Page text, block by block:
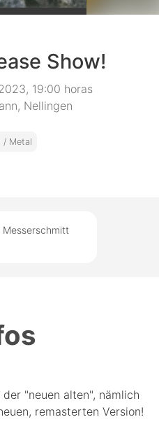
Show!
19:00 horas
Nellingen
/ Metal
Messerschmitt
"neuen alten", nämlich
remasterten Version!